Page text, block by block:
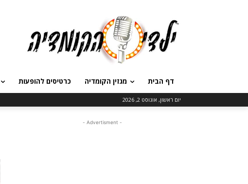
דף הבית מגזין הקומדיה כרטיסים להופעות
יום ראשון, אוגוסט 2, 2026
- Advertisment -